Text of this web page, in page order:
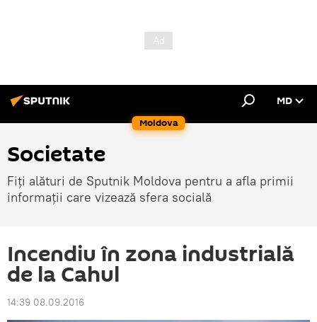
Moldova
MD
Societate
Fiți alături de Sputnik Moldova pentru a afla primii
informații care vizează sfera socială
Incendiu în zona industrială
de la Cahul
14:39 08.09.2016